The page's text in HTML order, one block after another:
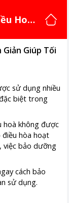
Hoà
Giúp Tối
sử dụng nhiều
biệt trong
hoà không được
hòa hoạt
việc bảo dưỡng
cách bảo
sử dụng.